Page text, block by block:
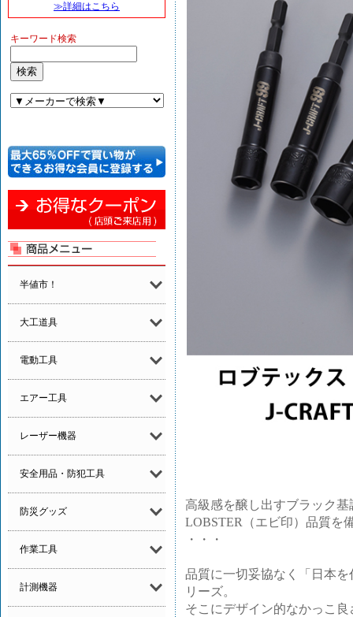
≫詳細はこちら
キーワード検索
半値市！
大工道具
電動工具
エアー工具
レーザー機器
安全用品・防犯工具
防災グッズ
作業工具
計測機器
高級感を醸し出すブラック基
LOBSTER（エビ印）品質を
・・・
品質に一切妥協なく「日本
リーズ。
そこにデザイン的なかっこ